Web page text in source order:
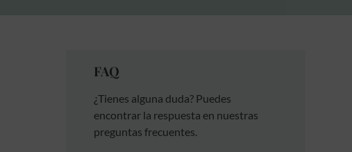
FAQ
¿Tienes alguna duda? Puedes
encontrar la respuesta en nuestras
preguntas frecuentes.